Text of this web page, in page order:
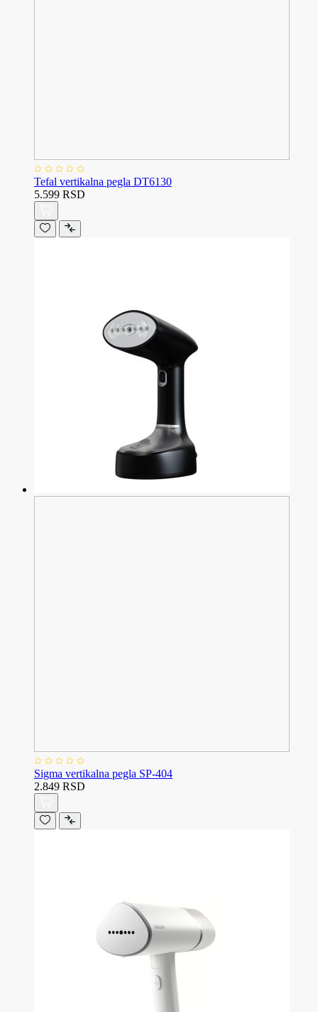
Tefal vertikalna pegla DT6130
5.599 RSD
Sigma vertikalna pegla SP-404
2.849 RSD